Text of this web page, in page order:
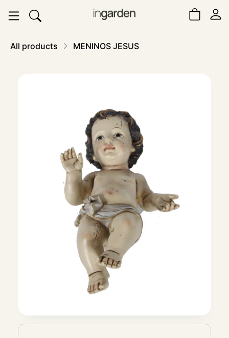
All products MENINOS JESUS